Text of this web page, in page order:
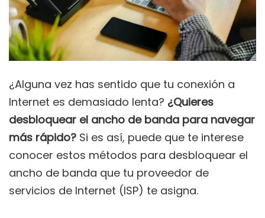
¿Alguna vez has sentido que tu conexión a
Internet es demasiado lenta? ¿Quieres
desbloquear el ancho de banda para navegar
más rápido? Si es así, puede que te interese
conocer estos métodos para desbloquear el
ancho de banda que tu proveedor de
servicios de Internet (ISP) te asigna.